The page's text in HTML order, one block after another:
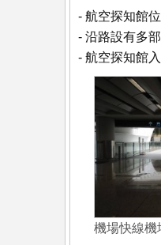
- 航空探知館
- 沿路設有多
- 航空探知館
機場快線機